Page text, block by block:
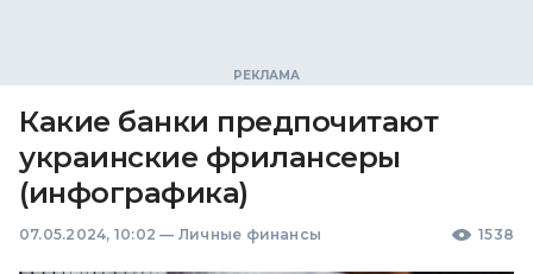
Какие банки предпочитают
украинские фрилансеры
(инфографика)
07.05.2024, 10:02 — Личные финансы 1538